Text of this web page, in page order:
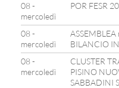
08 -
mercoledì
POR FESR
08 -
mercoledì
ASSEMBLEA
BILANCIO
08 -
mercoledì
CLUSTER
PISINO
SABBADINI